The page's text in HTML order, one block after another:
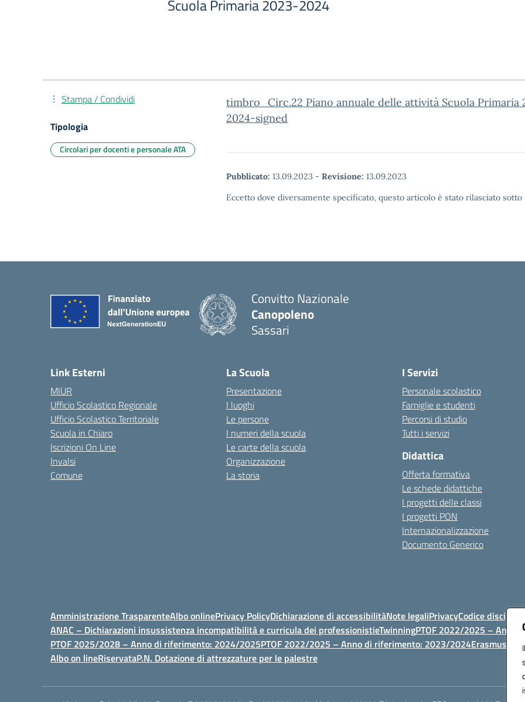
Scuola Primaria 2023-2024
timbro_Circ.22 Piano annuale delle attività Scuola Primaria
2024-signed
Pubblicato: 13.09.2023 - Revisione: 13.09.2023
Eccetto dove diversamente specificato, questo articolo è stato rilasciato
Stampa / Condividi
Tipologia
Circolari per docenti e personale ATA
Convitto Nazionale
Canopoleno
Sassari
Link Esterni
MIUR
Ufficio Scolastico Regionale
Ufficio Scolastico Territoriale
Scuola in Chiaro
Iscrizioni On Line
Invalsi
Comune
La Scuola
Presentazione
I luoghi
Le persone
I numeri della scuola
Le carte della scuola
Organizzazione
La storia
I Servizi
Personale scolastico
Famiglie e studenti
Percorsi di studio
Tutti i servizi
Didattica
Offerta formativa
Le schede didattiche
I progetti delle classi
I progetti PON
Internazionalizzazione
Documento Generico
Amministrazione TrasparenteAlbo onlinePrivacy PolicyDichiarazione di accessibilitàNote legaliPrivacyCodice
ANAC – Dichiarazioni insussistenza incompatibilità e curricula dei professionistieTwinningPTOF 2022/2025 – Anno
PTOF 2025/2028 – Anno di riferimento: 2024/2025PTOF 2022/2025 – Anno di riferimento: 2023/2024Erasmus
Albo on lineRiservataP.N. Dotazione di attrezzature per le palestre